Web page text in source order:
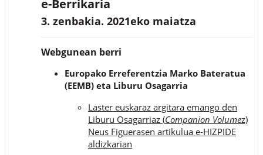
e-Berrikaria
3. zenbakia. 2021eko maiatza
Webgunean berri
Europako Erreferentzia Marko Bateratua
(EEMB) eta Liburu Osagarria
Laster euskaraz argitara emango den
Liburu Osagarriaz (Companion Volumez)
Neus Figuerasen artikulua e-HIZPIDE
aldizkarian